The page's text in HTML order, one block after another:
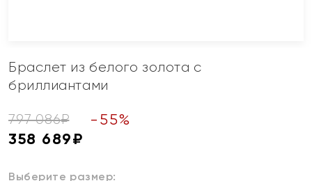
Браслет из белого золота с
бриллиантами
797 086₽ - 55%
358 689₽
Выберите размер: